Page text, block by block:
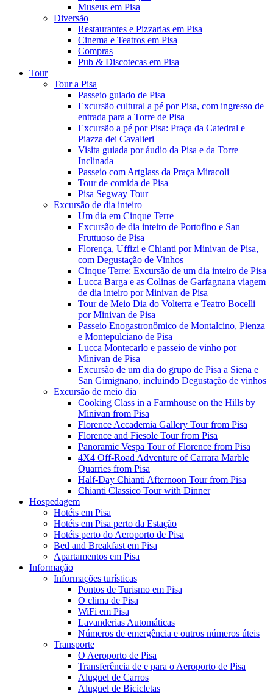
Museus em Pisa
Diversão
Restaurantes e Pizzarias em Pisa
Cinema e Teatros em Pisa
Compras
Pub & Discotecas em Pisa
Tour
Tour a Pisa
Passeio guiado de Pisa
Excursão cultural a pé por Pisa, com ingresso de
entrada para a Torre de Pisa
Excursão a pé por Pisa: Praça da Catedral e
Piazza dei Cavalieri
Visita guiada por áudio da Pisa e da Torre
Inclinada
Passeio com Artglass da Praça Miracoli
Tour de comida de Pisa
Pisa Segway Tour
Excursão de dia inteiro
Um dia em Cinque Terre
Excursão de dia inteiro de Portofino e San
Fruttuoso de Pisa
Florença, Uffizi e Chianti por Minivan de Pisa,
com Degustação de Vinhos
Cinque Terre: Excursão de um dia inteiro de Pisa
Lucca Barga e as Colinas de Garfagnana viagem
de dia inteiro por Minivan de Pisa
Tour de Meio Dia do Volterra e Teatro Bocelli
por Minivan de Pisa
Passeio Enogastronômico de Montalcino, Pienza
e Montepulciano de Pisa
Lucca Montecarlo e passeio de vinho por
Minivan de Pisa
Excursão de um dia do grupo de Pisa a Siena e
San Gimignano, incluindo Degustação de vinhos
Excursão de meio dia
Cooking Class in a Farmhouse on the Hills by
Minivan from Pisa
Florence Accademia Gallery Tour from Pisa
Florence and Fiesole Tour from Pisa
Panoramic Vespa Tour of Florence from Pisa
4X4 Off-Road Adventure of Carrara Marble
Quarries from Pisa
Half-Day Chianti Afternoon Tour from Pisa
Chianti Classico Tour with Dinner
Hospedagem
Hotéis em Pisa
Hotéis em Pisa perto da Estação
Hotéis perto do Aeroporto de Pisa
Bed and Breakfast em Pisa
Apartamentos em Pisa
Informação
Informações turísticas
Pontos de Turismo em Pisa
O clima de Pisa
WiFi em Pisa
Lavanderias Automáticas
Números de emergência e outros números úteis
Transporte
O Aeroporto de Pisa
Transferência de e para o Aeroporto de Pisa
Aluguel de Carros
Aluguel de Bicicletas